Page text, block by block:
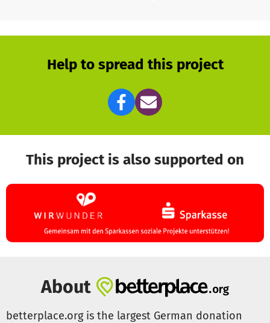
Help to spread this project
This project is also supported on
About
betterplace.org is the largest German donation